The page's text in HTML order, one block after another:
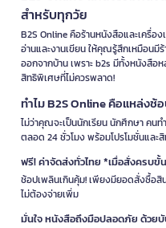
สำหรับทุกวัย
B2S Online คือร้านหนังสือและเครื่อ
อ่านและงานเขียน ให้คุณรู้สึกเหมือนมี
ออกจากบ้าน เพราะ b2s มีทั้งหนังสื
สิทธิพิเศษที่ไม่ควรพลาด!
ทำไม B2S Online คือแหล่ง
ไม่ว่าคุณจะเป็นนักเรียน นักศึกษา ค
ตลอด 24 ชั่วโมง พร้อมโปรโมชั่นและ
ฟรี! ค่าจัดส่งทั่วไทย *เมื่อสั่งครบ
ช้อปเพลินเกินคุ้ม! เพียงมียอดสั่งซื้อ
ไม่ต้องจ่ายเพิ่ม
มั่นใจ หนังสือถึงมือปลอดภัย ด้วย